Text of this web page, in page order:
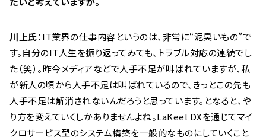
川上氏：IT業界の仕事内容というのは、非常に“泥臭いもの”で
す。自分のIT人生を振り返ってみても、トラブル対応の連続でし
た（笑）。昨今メディアなどで人手不足が叫ばれていますが、私
が新人の頃から人手不足は叫ばれているので、きっとこの先も
人手不足は解消されないんだろうと思っています。となると、や
り方を変えていくしかありませんよね。LaKeel DXを通じてマイ
クロサービス型のシステム構築を一般的なものにしていくこと